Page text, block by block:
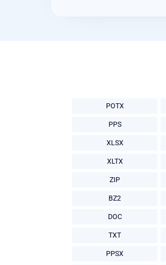
POTX
PPS
XLSX
XLTX
ZIP
BZ2
DOC
TXT
PPSX